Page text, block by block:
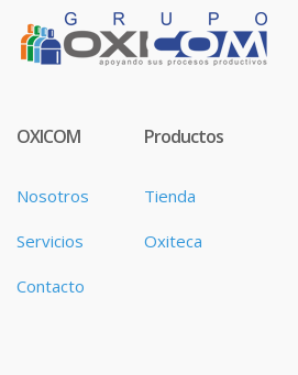
OXICOM
Nosotros
Servicios
Contacto
Productos
Tienda
Oxiteca